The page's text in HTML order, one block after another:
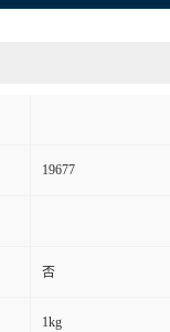
19677
否
1kg